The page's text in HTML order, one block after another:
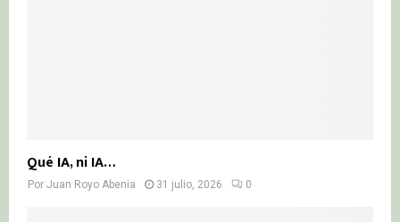
Qué IA, ni IA…
Por Juan Royo Abenia 31 julio, 2026 0